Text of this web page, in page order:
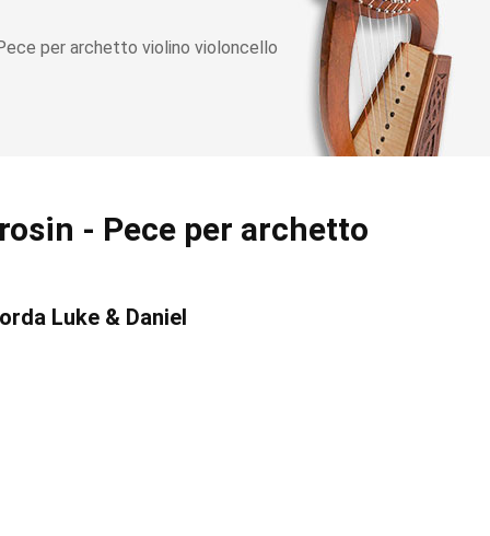
per archetto violino violoncello
- Pece per archetto
Luke & Daniel